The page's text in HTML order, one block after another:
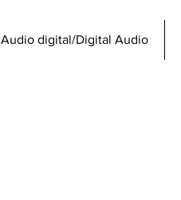
Audio digital/Digital Audio